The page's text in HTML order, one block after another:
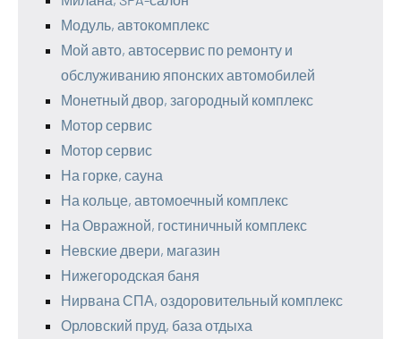
Модуль, автокомплекс
Мой авто, автосервис по ремонту и
обслуживанию японских автомобилей
Монетный двор, загородный комплекс
Мотор сервис
Мотор сервис
На горке, сауна
На кольце, автомоечный комплекс
На Овражной, гостиничный комплекс
Невские двери, магазин
Нижегородская баня
Нирвана СПА, оздоровительный комплекс
Орловский пруд, база отдыха